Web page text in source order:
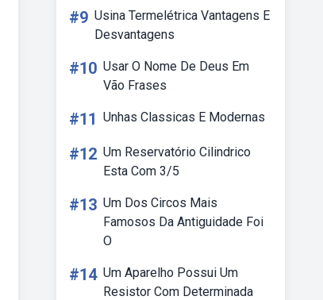
#9 Usina Termelétrica Vantagens E
Desvantagens
#10 Usar O Nome De Deus Em
Vão Frases
#11 Unhas Classicas E Modernas
#12 Um Reservatório Cilindrico
Esta Com 3/5
#13 Um Dos Circos Mais
Famosos Da Antiguidade Foi
O
#14 Um Aparelho Possui Um
Resistor Com Determinada